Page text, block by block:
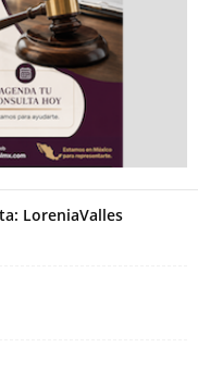
LoreniaValles